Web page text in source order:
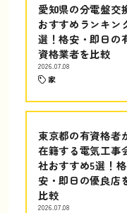
愛知県の分電盤交
おすすめランキン
選！格安・即日の
資格業者を比較
2026.07.08
家
東京都の有資格者
在籍する電気工事
社おすすめ5選！格
安・即日の優良店
比較
2026.07.08